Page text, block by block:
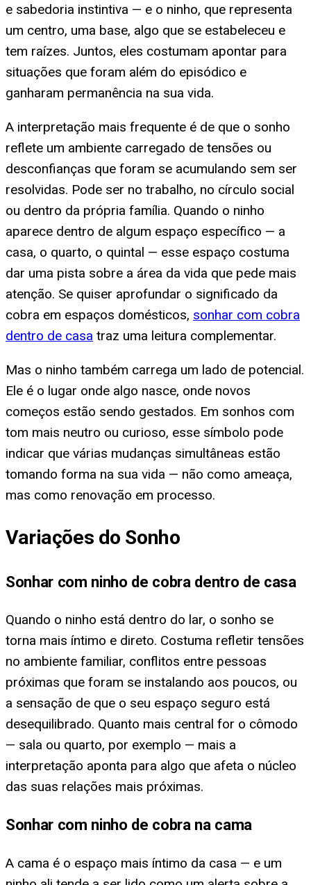
e sabedoria instintiva — e o ninho, que representa
um centro, uma base, algo que se estabeleceu e
tem raízes. Juntos, eles costumam apontar para
situações que foram além do episódico e
ganharam permanência na sua vida.
A interpretação mais frequente é de que o sonho
reflete um ambiente carregado de tensões ou
desconfianças que foram se acumulando sem ser
resolvidas. Pode ser no trabalho, no círculo social
ou dentro da própria família. Quando o ninho
aparece dentro de algum espaço específico — a
casa, o quarto, o quintal — esse espaço costuma
dar uma pista sobre a área da vida que pede mais
atenção. Se quiser aprofundar o significado da
cobra em espaços domésticos, sonhar com cobra
dentro de casa traz uma leitura complementar.
Mas o ninho também carrega um lado de potencial.
Ele é o lugar onde algo nasce, onde novos
começos estão sendo gestados. Em sonhos com
tom mais neutro ou curioso, esse símbolo pode
indicar que várias mudanças simultâneas estão
tomando forma na sua vida — não como ameaça,
mas como renovação em processo.
Variações do Sonho
Sonhar com ninho de cobra dentro de casa
Quando o ninho está dentro do lar, o sonho se
torna mais íntimo e direto. Costuma refletir tensões
no ambiente familiar, conflitos entre pessoas
próximas que foram se instalando aos poucos, ou
a sensação de que o seu espaço seguro está
desequilibrado. Quanto mais central for o cômodo
— sala ou quarto, por exemplo — mais a
interpretação aponta para algo que afeta o núcleo
das suas relações mais próximas.
Sonhar com ninho de cobra na cama
A cama é o espaço mais íntimo da casa — e um